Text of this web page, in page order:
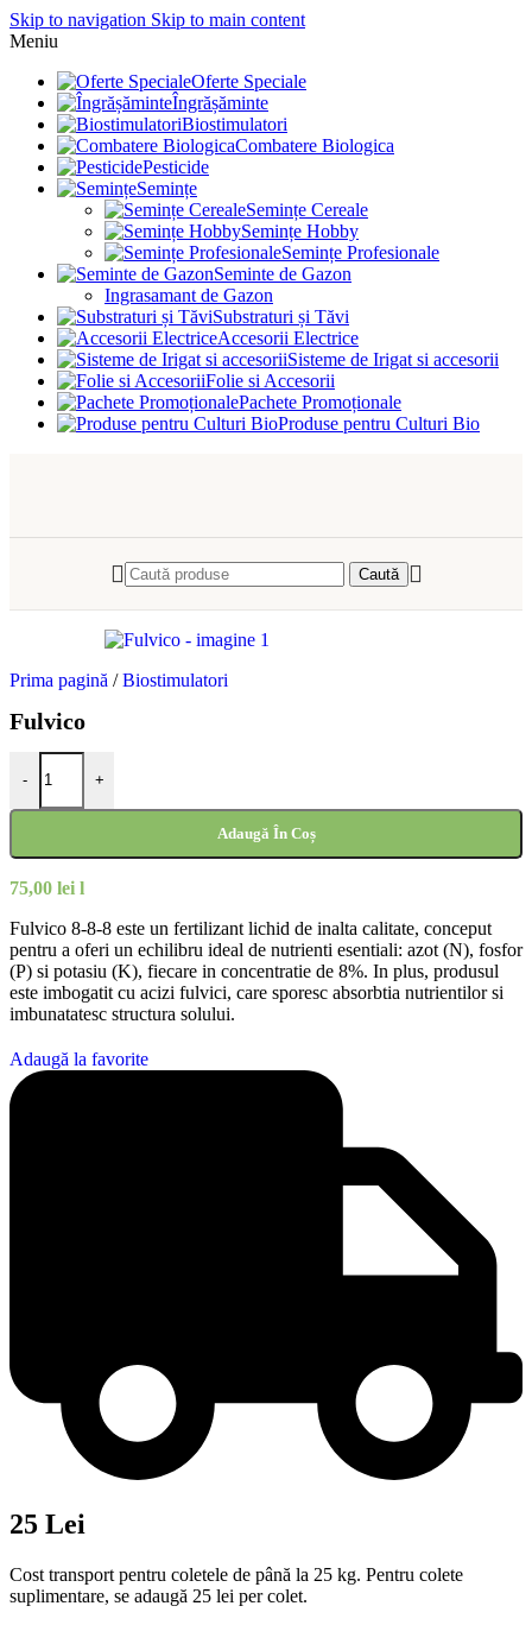
Skip to navigation Skip to main content
Meniu
Oferte Speciale
Îngrășăminte
Biostimulatori
Combatere Biologica
Pesticide
Semințe
Semințe Cereale
Semințe Hobby
Semințe Profesionale
Seminte de Gazon
Ingrasamant de Gazon
Substraturi și Tăvi
Accesorii Electrice
Sisteme de Irigat si accesorii
Folie si Accesorii
Pachete Promoționale
Produse pentru Culturi Bio
Caută
Prima pagină / Biostimulatori
Fulvico
-
Cantitate Fulvico
+
Adaugă În Coș
75,00 lei l
Fulvico 8-8-8 este un fertilizant lichid de inalta calitate, conceput
pentru a oferi un echilibru ideal de nutrienti esentiali: azot (N), fosfor
(P) si potasiu (K), fiecare in concentratie de 8%. In plus, produsul
este imbogatit cu acizi fulvici, care sporesc absorbtia nutrientilor si
imbunatatesc structura solului.
Adaugă la favorite
25 Lei
Cost transport pentru coletele de până la 25 kg. Pentru colete
suplimentare, se adaugă 25 lei per colet.